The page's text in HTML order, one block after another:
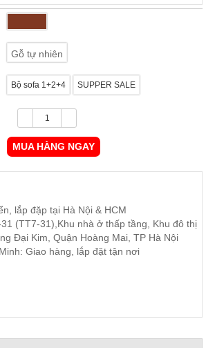
Gỗ tự nhiên
Bộ sofa 1+2+4 SUPPER SALE
MUA HÀNG NGAY
lắp đặp tại Hà Nội & HCM
(TT7-31),Khu nhà ở thấp tầng, Khu đô thị
Đại Kim, Quận Hoàng Mai, TP Hà Nội
Giao hàng, lắp đặt tận nơi